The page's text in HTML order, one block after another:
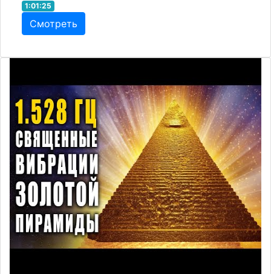
1:01:25
Смотреть